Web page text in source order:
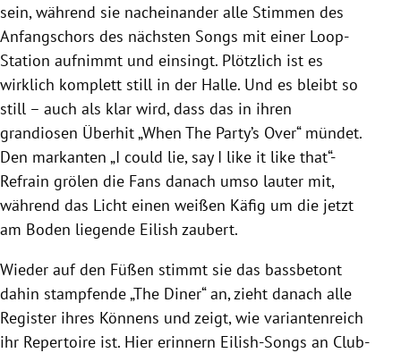
sein, während sie nacheinander alle Stimmen des
Anfangschors des nächsten Songs mit einer Loop-
Station aufnimmt und einsingt. Plötzlich ist es
wirklich komplett still in der Halle. Und es bleibt so
still – auch als klar wird, dass das in ihren
grandiosen Überhit „When The Party’s Over“ mündet.
Den markanten „I could lie, say I like it like that“-
Refrain grölen die Fans danach umso lauter mit,
während das Licht einen weißen Käfig um die jetzt
am Boden liegende Eilish zaubert.
Wieder auf den Füßen stimmt sie das bassbetont
dahin stampfende „The Diner“ an, zieht danach alle
Register ihres Könnens und zeigt, wie variantenreich
ihr Repertoire ist. Hier erinnern Eilish-Songs an Club-